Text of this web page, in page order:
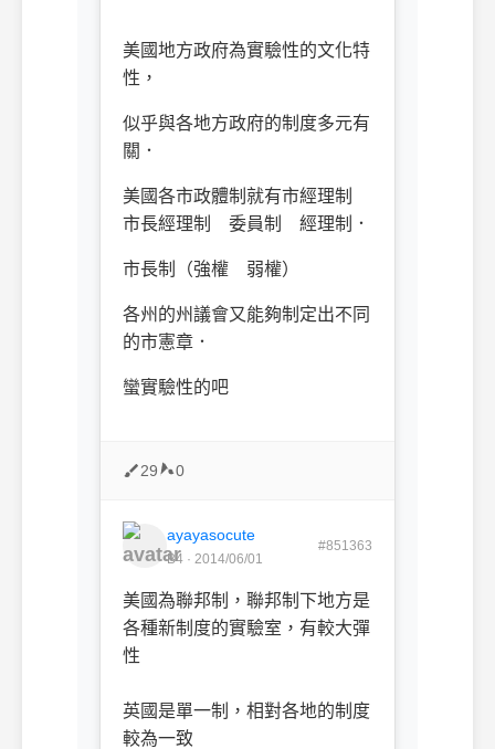
美國地方政府為實驗性的文化特
性，
似乎與各地方政府的制度多元有
關．
美國各市政體制就有市經理制
市長經理制 委員制 經理制．
市長制（強權 弱權）
各州的州議會又能夠制定出不同
的市憲章．
蠻實驗性的吧
29 0
ayayasocute
B4 · 2014/06/01
#851363
美國為聯邦制，聯邦制下地方是
各種新制度的實驗室，有較大彈
性
英國是單一制，相對各地的制度
較為一致